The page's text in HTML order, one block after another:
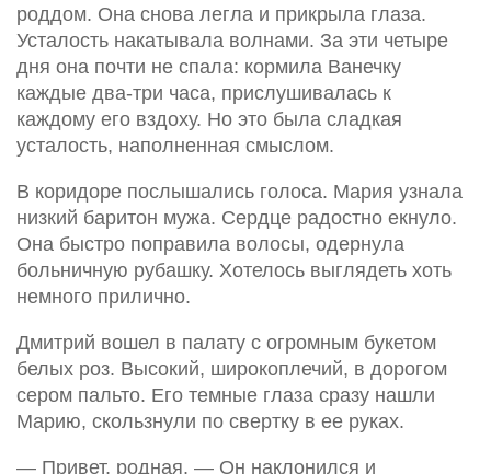
роддом. Она снова легла и прикрыла глаза.
Усталость накатывала волнами. За эти четыре
дня она почти не спала: кормила Ванечку
каждые два-три часа, прислушивалась к
каждому его вздоху. Но это была сладкая
усталость, наполненная смыслом.
В коридоре послышались голоса. Мария узнала
низкий баритон мужа. Сердце радостно екнуло.
Она быстро поправила волосы, одернула
больничную рубашку. Хотелось выглядеть хоть
немного прилично.
Дмитрий вошел в палату с огромным букетом
белых роз. Высокий, широкоплечий, в дорогом
сером пальто. Его темные глаза сразу нашли
Марию, скользнули по свертку в ее руках.
— Привет, родная. — Он наклонился и